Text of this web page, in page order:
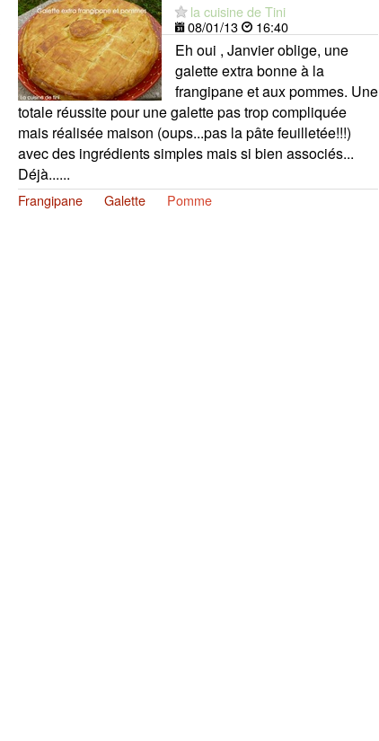
la cuisine de Tini
08/01/13
16:40
Eh oui , Janvier oblige, une
galette extra bonne à la
frangipane et aux pommes. Une
totale réussite pour une galette pas trop compliquée
mais réalisée maison (oups...pas la pâte feuilletée!!!)
avec des ingrédients simples mais si bien associés...
Déjà......
Frangipane Galette Pomme